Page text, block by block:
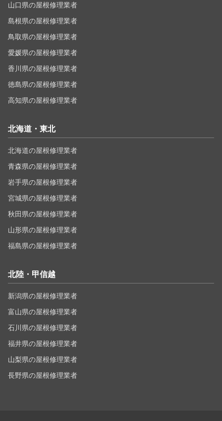
山口県の屋根修理業者
島根県の屋根修理業者
鳥取県の屋根修理業者
愛媛県の屋根修理業者
香川県の屋根修理業者
徳島県の屋根修理業者
高知県の屋根修理業者
北海道・東北
北海道の屋根修理業者
青森県の屋根修理業者
岩手県の屋根修理業者
宮城県の屋根修理業者
秋田県の屋根修理業者
山形県の屋根修理業者
福島県の屋根修理業者
北陸・甲信越
新潟県の屋根修理業者
富山県の屋根修理業者
石川県の屋根修理業者
福井県の屋根修理業者
山梨県の屋根修理業者
長野県の屋根修理業者